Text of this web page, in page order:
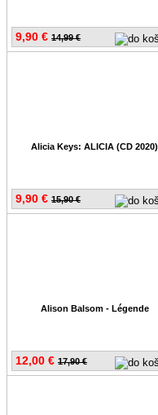
9,90 € 14,99 €
9,90 € 15,90 €
Alicia Keys: ALICIA (CD 2020)
12,00 € 17,90 €
Alison Balsom - Légende